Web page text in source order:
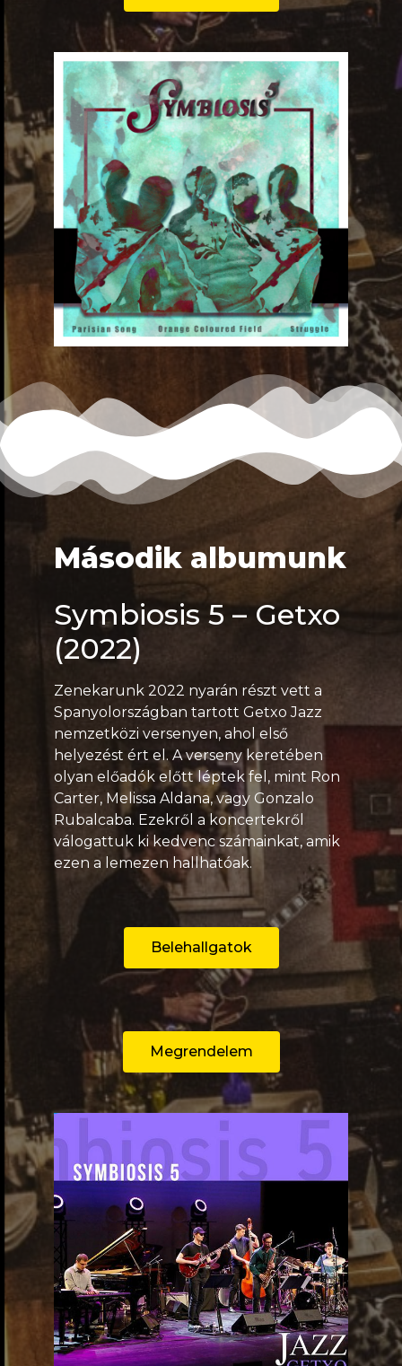
Második albumunk
Symbiosis 5 – Getxo
(2022)
Zenekarunk 2022 nyarán részt vett a
Spanyolországban tartott Getxo Jazz
nemzetközi versenyen, ahol első
helyezést ért el. A verseny keretében
olyan előadók előtt léptek fel, mint Ron
Carter, Melissa Aldana, vagy Gonzalo
Rubalcaba. Ezekről a koncertekről
válogattuk ki kedvenc számainkat, amik
ezen a lemezen hallhatóak.
Belehallgatok
Megrendelem